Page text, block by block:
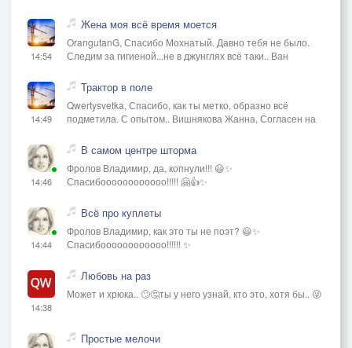
14:54
Жена моя всё время моется
OrangutanG, Спасибо Мохнатый. Давно тебя не было.
Следим за гигиеной...не в джунглях всё таки.. Ван
14:49
Трактор в поле
Qwertysvetka, Спасибо, как ты метко, образно всё
подметила. С опытом.. Вишнякова Жанна, Согласен на
14:46
В самом центре шторма
Фролов Владимир, да, копнули!!! 😃✨
Спасибоооооооооооо!!!!! 🤗👍✨
14:44
Всё про куплеты
Фролов Владимир, как это ты не поэт? 😃✨
Спасибоооооооооооо!!!!!! ✨
14:38
Любовь на раз
Может и хрюка.. 🙄🤔ты у него узнай, кто это, хотя бы.. 😜
Простые мелочи